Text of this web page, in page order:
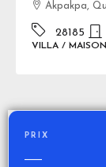
Akpakpa,
28185
VILLA / MAISON
PRIX
—